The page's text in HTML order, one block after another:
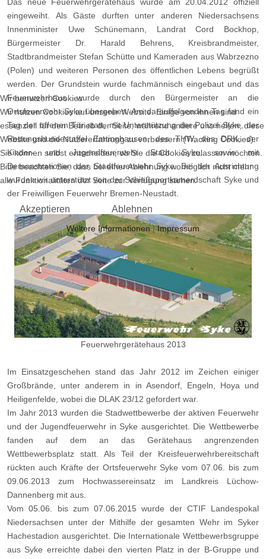
eingeweiht. Als Gäste durften unter anderen Niedersachsens
Innenminister Uwe Schünemann, Landrat Cord Bockhop,
Bürgermeister Dr. Harald Behrens, Kreisbrandmeister,
Stadtbrandmeister Stefan Schütte und Kameraden aus Wabrzezno
(Polen) und weiteren Personen des öffentlichen Lebens begrüßt
werden. Der Grundstein wurde fachmännisch eingebaut und das
Feuerwehrhaus wurde durch den Bürgermeister an die
Ortsfeuerwehr Syke übergeben. Am darauffolgenden Tag fand ein
Tag der offenen Tür statt, mit Unterstützung der Polizei Syke, der
Rettungshundestaffel Emtinghausen, des THW, des DRK, der
Kinder- und Jugendfeuerwehr Stadt Syke, sowie mit
Demonstrationen der Stadtfeuerwehr Syke. Bei der Ausrichtung
wurden wir unterstützt von der Schießsportkamerdschaft Syke und
der Freiwilligen Feuerwehr Bremen-Neustadt.
Feuerwehrgerätehaus 2013
Im Einsatzgeschehen stand das Jahr 2012 im Zeichen einiger
Großbrände, unter anderem in in Asendorf, Engeln, Hoya und
Heiligenfelde, wobei die DLAK 23/12 gefordert war.
Im Jahr 2013 wurden die Stadwettbewerbe der aktiven Feuerwehr
und der Jugendfeuerwehr in Syke ausgerichtet. Die Wettbewerbe
fanden auf dem an das Gerätehaus angrenzenden
Wettbewerbsplatz statt. Als Teil der Kreisfeuerwehrbereitschaft
rückten auch Kräfte der Ortsfeuerwehr Syke vom 07.06. bis zum
09.06.2013 zum Hochwassereinsatz im Landkreis Lüchow-
Dannenberg mit aus.
Vom 05.06. bis zum 07.06.2015 wurde der CTIF Landespokal
Niedersachsen unter der Mithilfe der gesamten Wehr im Syker
Hachestadion ausgerichtet. Die Internationale Wettbewerbsgruppe
aus Syke erreichte dabei den vierten Platz in der B-Gruppe und
Wir benutzen Cookies
Wir nutzen Cookies auf unserer Website. Einige von ihnen sind
essenziell für den Betrieb der Seite, während andere uns helfen, diese
Website und die Nutzererfahrung zu verbessern (Tracking Cookies).
Sie können selbst entscheiden, ob Sie die Cookies zulassen möchten.
Bitte beachten Sie, dass bei einer Ablehnung womöglich nicht mehr
alle Funktionalitäten der Seite zur Verfügung stehen.
Akzeptieren Ablehnen
Weitere Informationen|Impressum